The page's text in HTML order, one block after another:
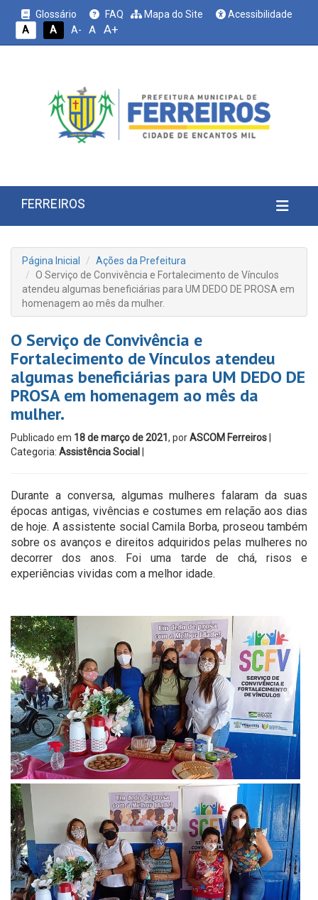
Glossário FAQ Mapa do Site
Acessibilidade
A
A A- A A+
FERREIROS
Página Inicial
Ações da Prefeitura
O Serviço de Convivência e Fortalecimento de Vínculos
atendeu algumas beneficiárias para UM DEDO DE PROSA em
homenagem ao mês da mulher.
O Serviço de Convivência e
Fortalecimento de Vínculos atendeu
algumas beneficiárias para UM DEDO DE
PROSA em homenagem ao mês da
mulher.
Publicado em 18 de março de 2021 , porASCOM Ferreiros
Categoria: Assistência Social
Durante a conversa, algumas mulheres falaram da suas
épocas antigas, vivências e costumes em relação aos dias
de hoje. A assistente social Camila Borba, proseou também
sobre os avanços e direitos adquiridos pelas mulheres no
decorrer dos anos. Foi uma tarde de chá, risos e
experiências vividas com a melhor idade.